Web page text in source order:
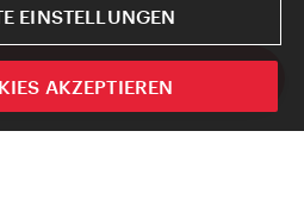
offizielle City Guide App
EINSTELLUNGEN
AKZEPTIEREN